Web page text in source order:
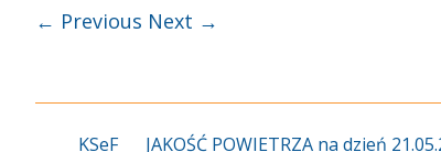
← Previous Next →
KSeF JAKOŚĆ POWIETRZA na dzień